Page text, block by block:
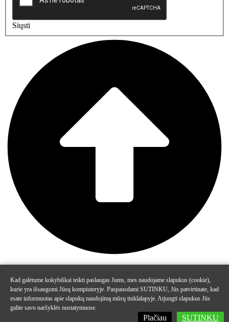
Siųsti
Kad galėtume kokybiškai teikti paslaugas Jums, mes naudojame slapukus (cookie),
kurie yra išsaugomi Jūsų kompiuteryje. Paspausdami SUTINKU, Jūs patvirtinate, kad
esate informuotas apie slapukų naudojimą mūsų tinklalapyje. Atjungti slapukus Jūs
galite savo naršyklės nustatymuose.
SUTINKU
Plačiau